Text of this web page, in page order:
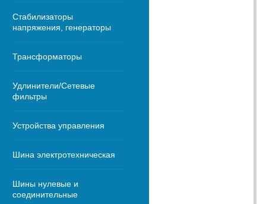
Стабилизаторы
напряжения, генераторы
Трансформаторы
Удлинители/Сетевые
фильтры
Устройства управления
Шина электротехническая
Шины нулевые и
соединительные